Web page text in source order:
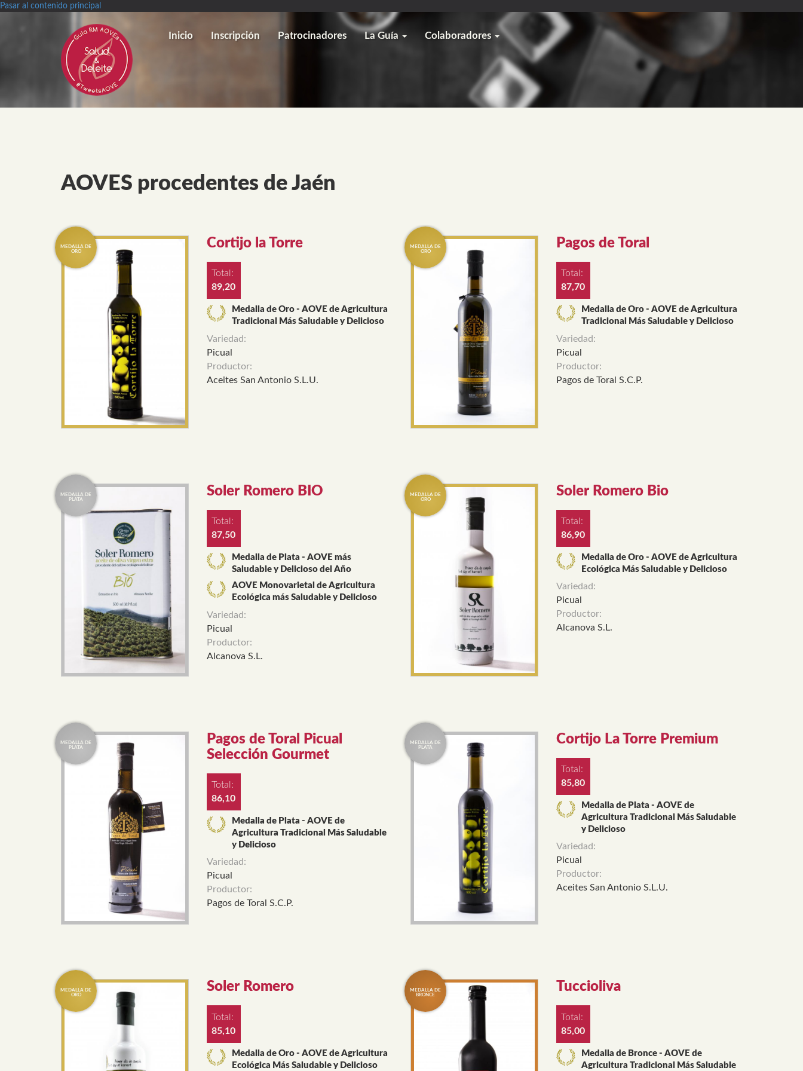
Pasar al contenido principal
Inicio Inscripción Patrocinadores La Guía Colaboradores
AOVES procedentes de Jaén
Cortijo la Torre
Total:
89,20
Medalla de Oro - AOVE de Agricultura
Tradicional Más Saludable y Delicioso
Variedad:
Picual
Productor:
Aceites San Antonio S.L.U.
Pagos de Toral
Total:
87,70
Medalla de Oro - AOVE de Agricultura
Tradicional Más Saludable y Delicioso
Variedad:
Picual
Productor:
Pagos de Toral S.C.P.
Soler Romero BIO
Total:
87,50
Medalla de Plata - AOVE más
Saludable y Delicioso del Año
AOVE Monovarietal de Agricultura
Ecológica más Saludable y Delicioso
Variedad:
Picual
Productor:
Alcanova S.L.
Soler Romero Bio
Total:
86,90
Medalla de Oro - AOVE de Agricultura
Ecológica Más Saludable y Delicioso
Variedad:
Picual
Productor:
Alcanova S.L.
Pagos de Toral Picual
Selección Gourmet
Total:
86,10
Medalla de Plata - AOVE de
Agricultura Tradicional Más Saludable
y Delicioso
Variedad:
Picual
Productor:
Pagos de Toral S.C.P.
Cortijo La Torre Premium
Total:
85,80
Medalla de Plata - AOVE de
Agricultura Tradicional Más Saludable
y Delicioso
Variedad:
Picual
Productor:
Aceites San Antonio S.L.U.
Soler Romero
Total:
85,10
Medalla de Oro - AOVE de Agricultura
Ecológica Más Saludable y Delicioso
Tuccioliva
Total:
85,00
Medalla de Bronce - AOVE de
Agricultura Tradicional Más Saludable